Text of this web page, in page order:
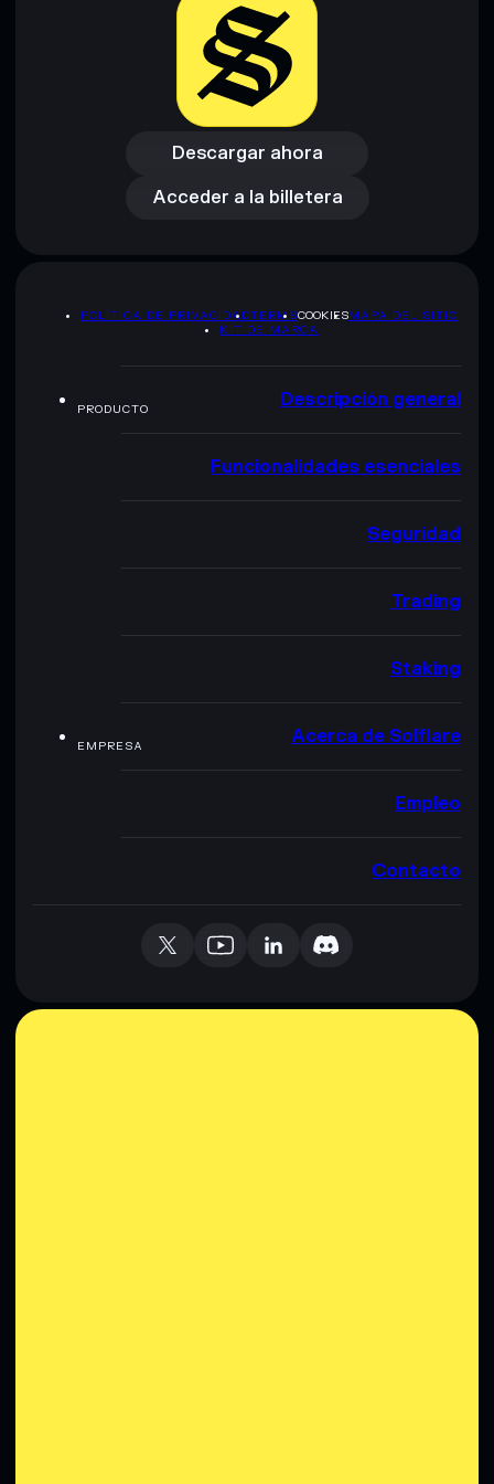
Descargo de responsabilidad: Esta información tiene
únicamente fines educativos y no constituye asesoramiento
financiero. Investiga siempre por tu cuenta. Datos
proporcionados por rugcheck.xyz.
Descargar ahora
Descargar ahora
Acceder a la billetera
Acceder a la billetera
POLÍTICA DE PRIVACIDADTERMSCOOKIESMAPA DEL SITIO
KIT DE MARCA
PRODUCTO Descripción general
Funcionalidades esenciales
Seguridad
Trading
Staking
EMPRESA Acerca de Solflare
Empleo
Contacto